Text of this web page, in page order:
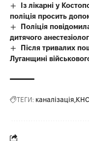
Із лікарні у
поліція просить
Поліція
дитячого
Після тривалих
Луганщині
ТЕГИ: каналізація КНС